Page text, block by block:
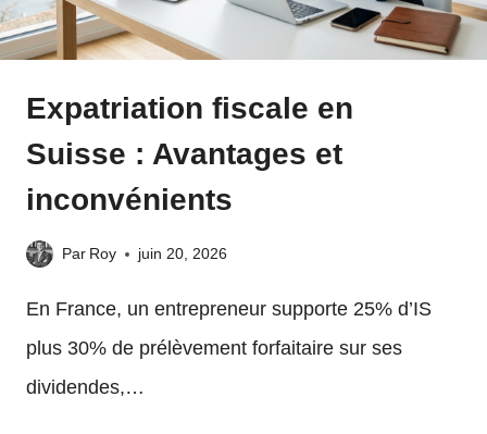
Expatriation fiscale en
Suisse : Avantages et
inconvénients
Par Roy juin 20, 2026
En France, un entrepreneur supporte 25% d’IS
plus 30% de prélèvement forfaitaire sur ses
dividendes,…